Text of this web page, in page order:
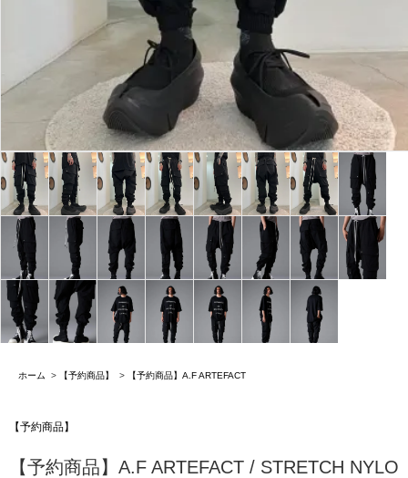
ホーム > 【予約商品】 > 【予約商品】A.F ARTEFACT
【予約商品】
【予約商品】A.F ARTEFACT / STRETCH NYLO